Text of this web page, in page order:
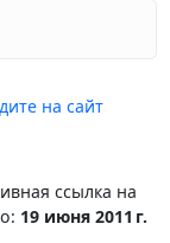
на сайт
ссылка на
19 июня 2011 г.